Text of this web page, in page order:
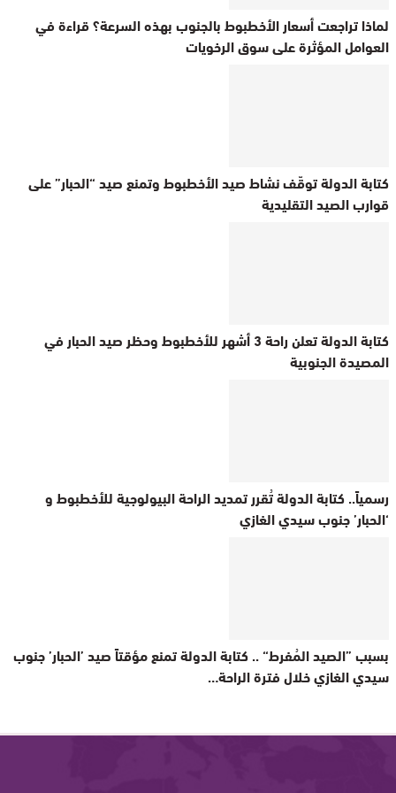
لماذا تراجعت أسعار الأخطبوط بالجنوب بهذه السرعة؟ قراءة في
العوامل المؤثرة على سوق الرخويات
كتابة الدولة توقّف نشاط صيد الأخطبوط وتمنع صيد “الحبار” على
قوارب الصيد التقليدية
كتابة الدولة تعلن راحة 3 أشهر للأخطبوط وحظر صيد الحبار في
المصيدة الجنوبية
رسمياً.. كتابة الدولة تُقرر تمديد الراحة البيولوجية للأخطبوط و
‘الحبار’ جنوب سيدي الغازي
بسبب ”الصيد المُفرط“ .. كتابة الدولة تمنع مؤقتاً صيد ’الحبار’ جنوب
سيدي الغازي خلال فترة الراحة…